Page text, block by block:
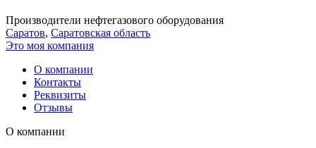
Производители нефтегазового оборудования
Саратов, Саратовская область
Это моя компания
О компании
Контакты
Реквизиты
Отзывы
О компании